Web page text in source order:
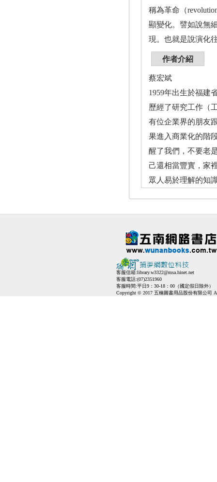
稱為革命（
顯變化。譬如說無
現。也就是說演化
作者介紹
蔡宏斌
1959年出生於福建
歷經了研究工作（
有位企業界的朋友
果進入商業化的階
醒了我們，不要老
己還相當豐實，家
眾人易於理解的知
客服信箱:library.w3322@msa.hinet.net
客服電話:(07)2351960
客服時間:平日9：30-18：00（國定假日除外）
Copyright © 2017 五楠圖書用品股份有限公司